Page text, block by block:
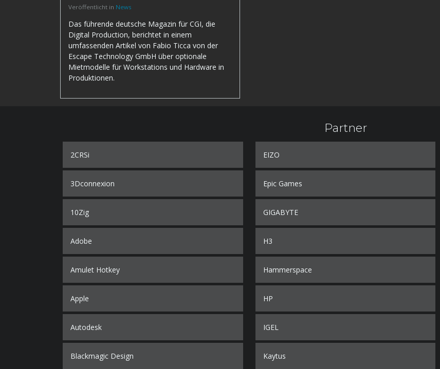
Veröffentlicht in News
Das führende deutsche Magazin für CGI, die
Digital Production, berichtet in einem
umfassenden Artikel von Fabio Ticca von der
Escape Technology GmbH über optionale
Mietmodelle für Workstations und Hardware in
Produktionen.
Partner
2CRSi
3Dconnexion
10Zig
Adobe
Amulet Hotkey
Apple
Autodesk
Blackmagic Design
EIZO
Epic Games
GIGABYTE
H3
Hammerspace
HP
IGEL
Kaytus